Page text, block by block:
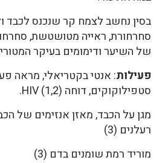
בסין נחשב לצמח קר שנכנס לכבד
סחרחורת, ראייה מטושטשת,
של השיער ודימומים בעיקר
פעילות: אנטי בקטריאלי, מראה
סטפילוקוקים, דוחה HIV (1,2).
מגן על הכבד, מאזן אנזימים של
רעלנים (3)
מוריד רמת שומנים בדם (3)